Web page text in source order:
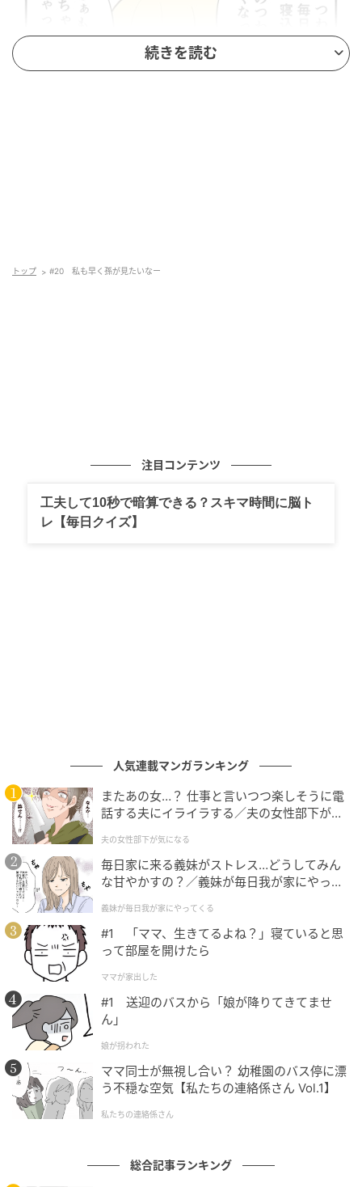
続きを読む
トップ #20 私も早く孫が見たいなー
注目コンテンツ
工夫して10秒で暗算できる？スキマ時間に脳ト
レ【毎日クイズ】
人気連載マンガランキング
またあの女…？ 仕事と言いつつ楽しそうに電
話する夫にイライラする／夫の女性部下が気
夫の女性部下が気になる
毎日家に来る義妹がストレス…どうしてみん
な甘やかすの？／義妹が毎日我が家にやって
が】
義妹が毎日我が家にやってくる
#1 「ママ、生きてるよね？」寝ていると思
って部屋を開けたら
ママが家出した
#1 送迎のバスから「娘が降りてきてませ
ん」
娘が拐われた
ママ同士が無視し合い？ 幼稚園のバス停に漂
う不穏な空気【私たちの連絡係さん Vol.1】
私たちの連絡係さん
総合記事ランキング